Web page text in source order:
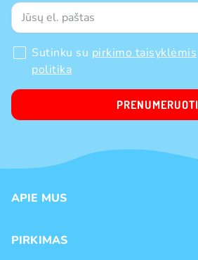
Sutinku su pirkimo taisyklėmis
politika
PRENUMERUOTI
APIE MUS
Kontaktai
PIRKIMAS